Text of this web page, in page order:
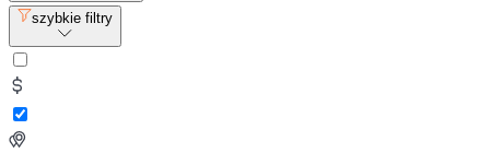
szybkie filtry